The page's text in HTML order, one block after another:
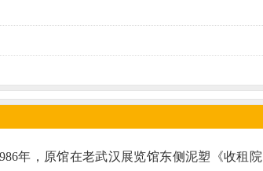
年，原馆在老武汉展览馆东侧泥塑《收租